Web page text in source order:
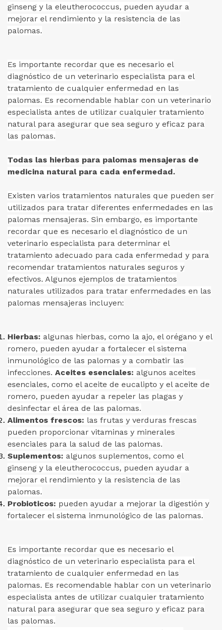
ginseng y la eleutherococcus, pueden ayudar a
mejorar el rendimiento y la resistencia de las
palomas.
Es importante recordar que es necesario el
diagnóstico de un veterinario especialista para el
tratamiento de cualquier enfermedad en las
palomas. Es recomendable hablar con un veterinario
especialista antes de utilizar cualquier tratamiento
natural para asegurar que sea seguro y eficaz para
las palomas.
Todas las hierbas para palomas mensajeras de
medicina natural para cada enfermedad.
Existen varios tratamientos naturales que pueden ser
utilizados para tratar diferentes enfermedades en las
palomas mensajeras. Sin embargo, es importante
recordar que es necesario el diagnóstico de un
veterinario especialista para determinar el
tratamiento adecuado para cada enfermedad y para
recomendar tratamientos naturales seguros y
efectivos. Algunos ejemplos de tratamientos
naturales utilizados para tratar enfermedades en las
palomas mensajeras incluyen:
Hierbas: algunas hierbas, como la ajo, el orégano y el
romero, pueden ayudar a fortalecer el sistema
inmunológico de las palomas y a combatir las
infecciones. Aceites esenciales: algunos aceites
esenciales, como el aceite de eucalipto y el aceite de
romero, pueden ayudar a repeler las plagas y
desinfectar el área de las palomas.
Alimentos frescos: las frutas y verduras frescas
pueden proporcionar vitaminas y minerales
esenciales para la salud de las palomas.
Suplementos: algunos suplementos, como el
ginseng y la eleutherococcus, pueden ayudar a
mejorar el rendimiento y la resistencia de las
palomas.
Probioticos: pueden ayudar a mejorar la digestión y
fortalecer el sistema inmunológico de las palomas.
Es importante recordar que es necesario el
diagnóstico de un veterinario especialista para el
tratamiento de cualquier enfermedad en las
palomas. Es recomendable hablar con un veterinario
especialista antes de utilizar cualquier tratamiento
natural para asegurar que sea seguro y eficaz para
las palomas.